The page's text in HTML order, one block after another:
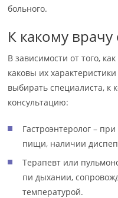
больного.
К какому врачу
В зависимости от того,
каковы их
выбирать специалиста, к
консультацию:
Гастроэнтеролог –
пищи, наличии
Терапевт или
пи дыхании,
температурой.